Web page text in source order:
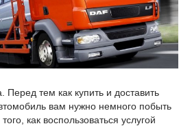
Перед тем как купить и доставить
вам нужно немного побыть
как воспользоваться услугой